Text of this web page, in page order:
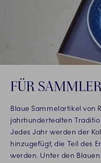
FÜR SAMMLER
Blaue Sammelartikel von
jahrhundertealten
Jedes Jahr werden der
hinzugefügt, die Teil des
werden. Unter den